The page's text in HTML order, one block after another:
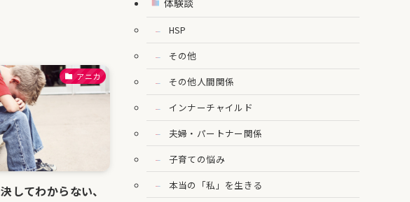
アニカ
してわからない、
HSP
その他
その他人間関係
インナーチャイルド
夫婦・パートナー関係
子育ての悩み
本当の「私」を生きる